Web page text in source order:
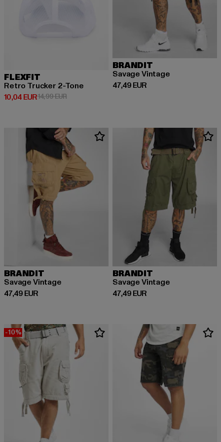
FLEXFIT
Retro Trucker 2-Tone
10,04 EUR
Derzeitiger Preis: 10,04 EUR
14,99 EURAktionspreis: 14,99 EUR
BRANDIT
Savage Vintage
47,49 EUR
Derzeitiger Preis: 47,49 EUR
BRANDIT
Savage Vintage
47,49 EUR
Derzeitiger Preis: 47,49 EUR
BRANDIT
Savage Vintage
47,49 EUR
Derzeitiger Preis: 47,49 EUR
-10%